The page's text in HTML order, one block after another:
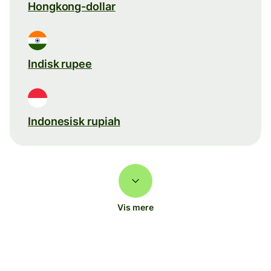
Hongkong-dollar
Indisk rupee
Indonesisk rupiah
Vis mere